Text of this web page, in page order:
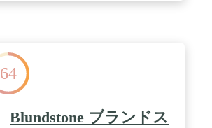
64
Blundstone ブランドス